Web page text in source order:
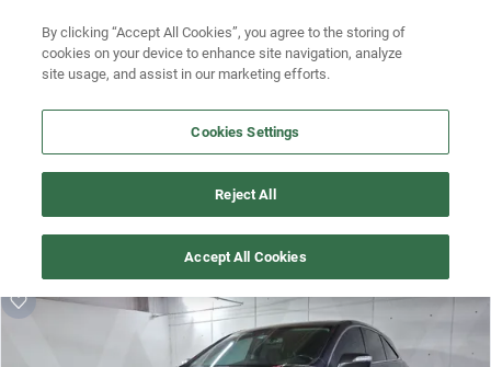
Ubicación
Busca por año
Busca por año
disponibles de Acura!
By clicking “Accept All Cookies”, you agree to the storing of
cookies on your device to enhance site navigation, analyze
site usage, and assist in our marketing efforts.
Cookies Settings
Reject All
Accept All Cookies